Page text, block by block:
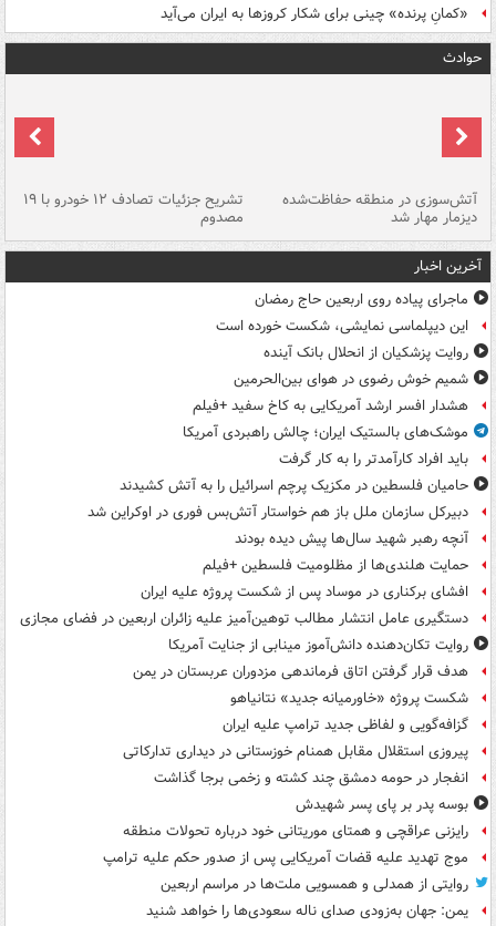
«کمانِ پرنده» چینی برای شکار کروزها به ایران می‌آید
حوادث
آتش‌سوزی در منطقه حفاظت‌شده
دیزمار مهار شد
تشریح جزئیات تصادف ۱۲ خودرو با ۱۹
مصدوم
آخرین اخبار
ماجرای پیاده روی اربعین حاج رمضان
این دیپلماسی نمایشی، شکست خورده است
روایت پزشکیان از انحلال بانک آینده
شمیم خوش رضوی در هوای بین‌الحرمین
هشدار افسر ارشد آمریکایی به کاخ سفید +فیلم
موشک‌های بالستیک ایران؛ چالش راهبردی آمریکا
باید افراد کارآمدتر را به کار گرفت
حامیان فلسطین در مکزیک پرچم اسرائیل را به آتش کشیدند
دبیرکل سازمان ملل باز هم خواستار آتش‌بس فوری در اوکراین شد
آنچه رهبر شهید سال‌ها پیش دیده بودند
حمایت هلندی‌ها از مظلومیت فلسطین +فیلم
افشای برکناری در موساد پس از شکست پروژه علیه ایران
دستگیری عامل انتشار مطالب توهین‌آمیز علیه زائران اربعین در فضای مجازی
روایت تکان‌دهنده دانش‌آموز مینابی از جنایت آمریکا
هدف قرار گرفتن اتاق‌ فرماندهی مزدوران عربستان در یمن
شکست پروژه «خاورمیانه جدید» نتانیاهو
گزافه‌گویی و لفاظی جدید ترامپ علیه ایران
پیروزی استقلال مقابل همنام خوزستانی در دیداری تدارکاتی
انفجار در حومه دمشق چند کشته و زخمی برجا گذاشت
بوسه‌ پدر بر پای پسر شهیدش
رایزنی عراقچی و همتای موریتانی خود درباره تحولات منطقه
موج تهدید علیه قضات آمریکایی پس از صدور حکم علیه ترامپ
روایتی از همدلی و همسویی ملت‌ها در مراسم اربعین
یمن: جهان به‌زودی صدای ناله سعودی‌ها را خواهد شنید